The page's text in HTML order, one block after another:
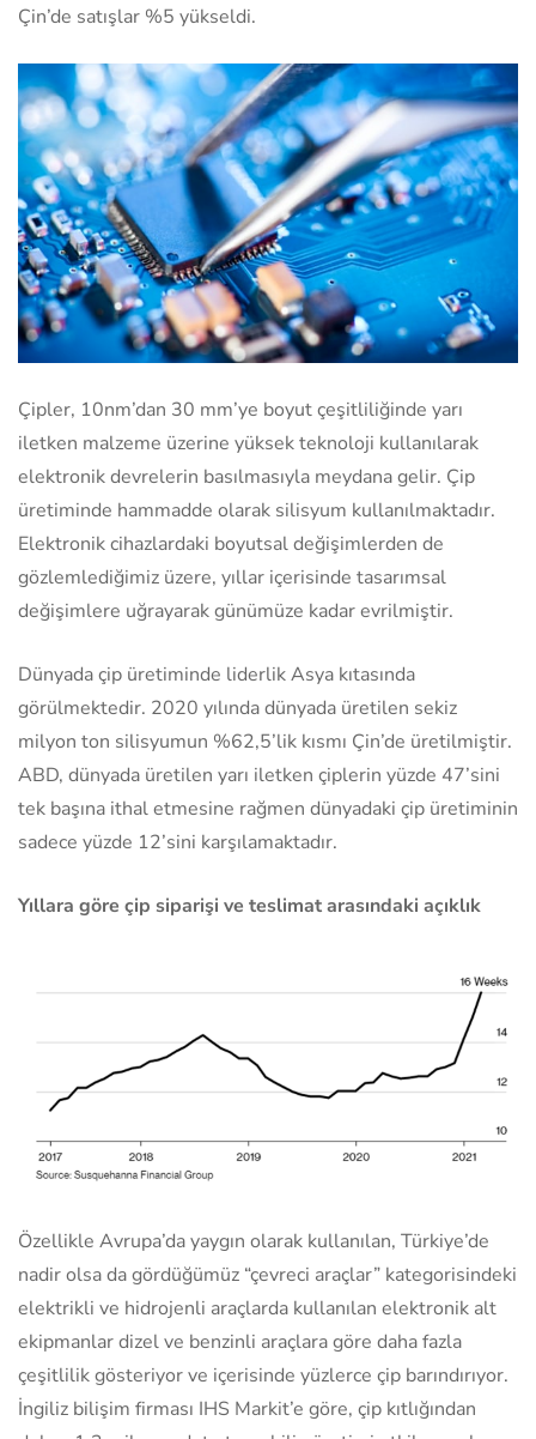
Çin’de satışlar %5 yükseldi.
Çipler, 10nm’dan 30 mm’ye boyut çeşitliliğinde yarı
iletken malzeme üzerine yüksek teknoloji kullanılarak
elektronik devrelerin basılmasıyla meydana gelir. Çip
üretiminde hammadde olarak silisyum kullanılmaktadır.
Elektronik cihazlardaki boyutsal değişimlerden de
gözlemlediğimiz üzere, yıllar içerisinde tasarımsal
değişimlere uğrayarak günümüze kadar evrilmiştir.
Dünyada çip üretiminde liderlik Asya kıtasında
görülmektedir. 2020 yılında dünyada üretilen sekiz
milyon ton silisyumun %62,5’lik kısmı Çin’de üretilmiştir.
ABD, dünyada üretilen yarı iletken çiplerin yüzde 47’sini
tek başına ithal etmesine rağmen dünyadaki çip üretiminin
sadece yüzde 12’sini karşılamaktadır.
Yıllara göre çip siparişi ve teslimat arasındaki açıklık
Özellikle Avrupa’da yaygın olarak kullanılan, Türkiye’de
nadir olsa da gördüğümüz “çevreci araçlar” kategorisindeki
elektrikli ve hidrojenli araçlarda kullanılan elektronik alt
ekipmanlar dizel ve benzinli araçlara göre daha fazla
çeşitlilik gösteriyor ve içerisinde yüzlerce çip barındırıyor.
İngiliz bilişim firması IHS Markit’e göre, çip kıtlığından